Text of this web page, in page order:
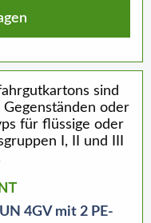
4GV mit 2 PE-